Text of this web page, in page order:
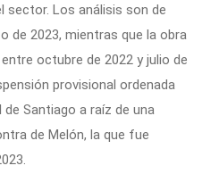
sector. Los análisis son de
de 2023, mientras que la obra
octubre de 2022 y julio de
provisional ordenada
Santiago a raíz de una
de Melón, la que fue